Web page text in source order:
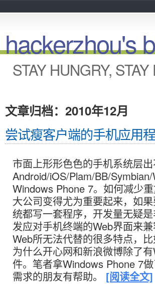
hackerzhou's
STAY HUNGRY,
文章归档：2010年12月
尝试瘦客户端的手机应用
市面上形形色色的手机系统层出
Android/iOS/Plam/BB/
Windows Phone 7。如何减少
大公司变得尤为重要起来，如
统都写一套程序，开发量无疑
发应对手机终端的Web界面来
Web所无法代替的很多特点，
为什么开心网和新浪微博除了
件。笔者拿Windows Phone 7
需求的朋友有帮助。 [阅读全文]